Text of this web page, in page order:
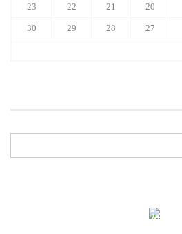
20
21
22
23
27
28
29
30
لقانون النفاذ إلى المعلومة